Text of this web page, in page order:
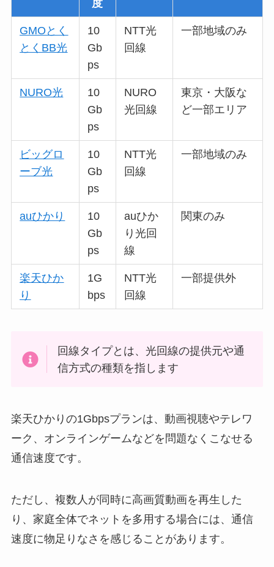
度
GMOとく
とくBB光
10
Gb
ps
NTT光
回線
一部地域のみ
NURO光
10
Gb
ps
NURO
光回線
東京・大阪な
ど一部エリア
ビッグロ
ーブ光
10
Gb
ps
NTT光
回線
一部地域のみ
auひかり
10
Gb
ps
auひか
り光回
線
関東のみ
楽天ひか
り
1G
bps
NTT光
回線
一部提供外
回線タイプとは、光回線の提供元や通
信方式の種類を指します
楽天ひかりの1Gbpsプランは、動画視聴やテレワ
ーク、オンラインゲームなどを問題なくこなせる
通信速度です。
ただし、複数人が同時に高画質動画を再生した
り、家庭全体でネットを多用する場合には、通信
速度に物足りなさを感じることがあります。